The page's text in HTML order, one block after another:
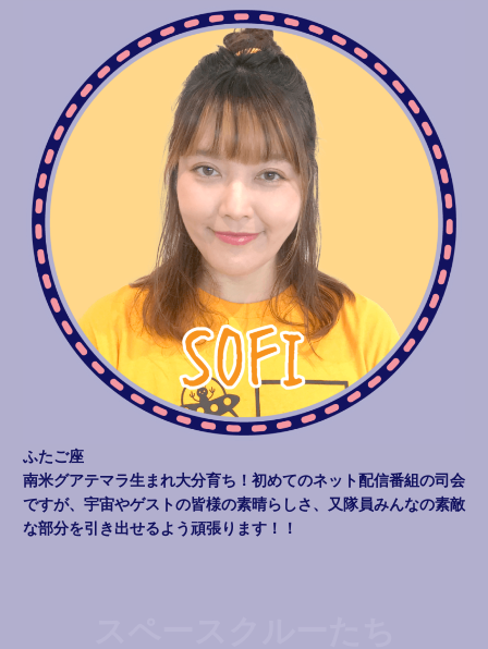
ふたご座
南米グアテマラ生まれ大分育ち！初めてのネット配信番組の司会
ですが、宇宙やゲストの皆様の素晴らしさ、又隊員みんなの素敵
な部分を引き出せるよう頑張ります！！